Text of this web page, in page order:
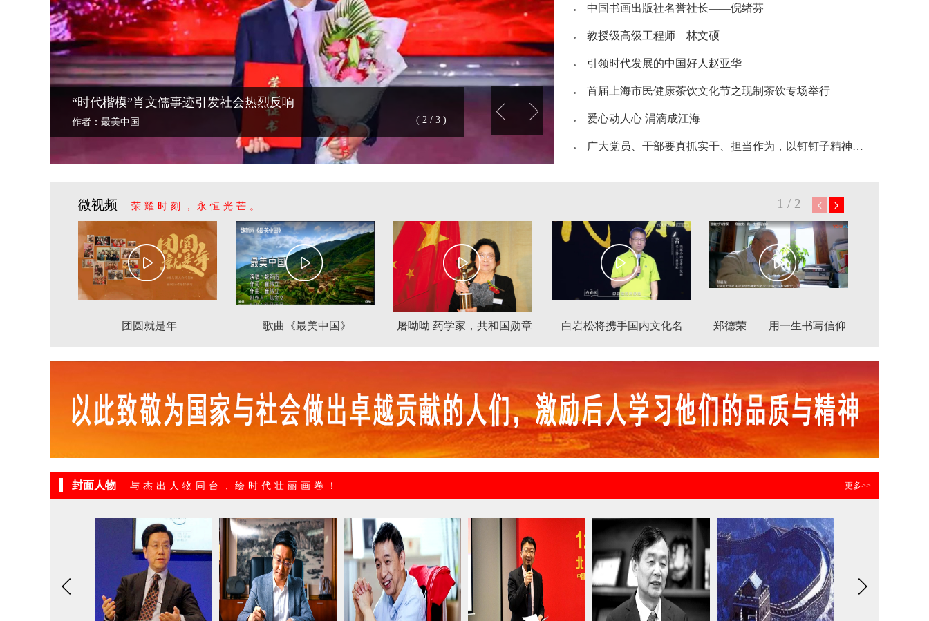
“时代楷模”肖文儒事迹引发社会热烈反响
作者：最美中国 ( 3 / 3 )
中国书画出版社名誉社长——倪绪芬
教授级高级工程师—林文硕
引领时代发展的中国好人赵亚华
首届上海市民健康茶饮文化节之现制茶饮专场举行
爱心动人心 涓滴成江海
广大党员、干部要真抓实干、担当作为，以钉钉子精神抓好改革落实
微视频 荣耀时刻，永恒光芒。 1 / 2
团圆就是年 歌曲《最美中国》 屠呦呦 药学家，共和国勋章 白岩松将携手国内文化名
校，与当代青年学生进行真
诚、有价值的人生“对话”
郑德荣——用一生书写信仰
封面人物 与杰出人物同台，绘时代壮丽画卷！ 更多>>